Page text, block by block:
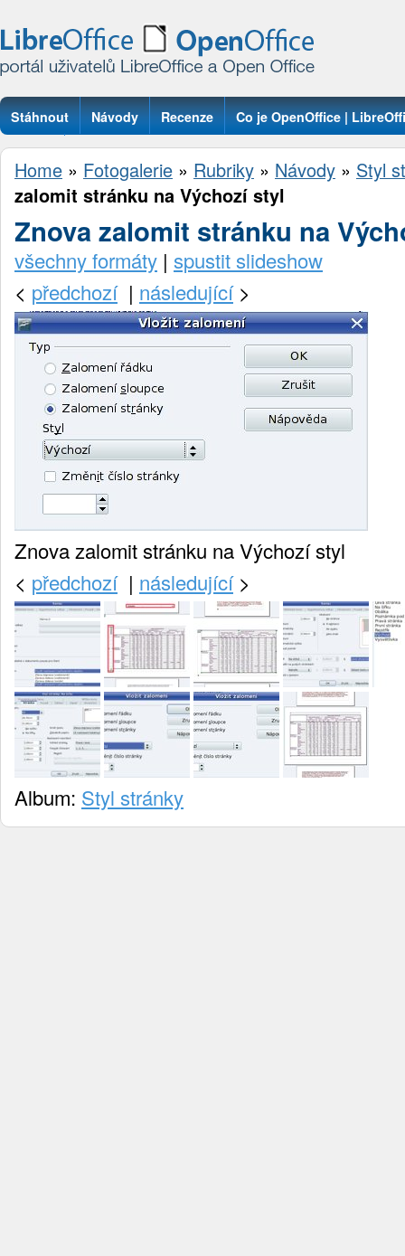
Stáhnout Návody Recenze Co je OpenOffice |
Otázky
Home » Fotogalerie » Rubriky » Návody » Styl
zalomit stránku na Výchozí styl
Znova zalomit stránku na
všechny formáty | spustit slideshow
< předchozí| následující>
Znova zalomit stránku na Výchozí styl
< předchozí| následující>
Album: Styl stránky